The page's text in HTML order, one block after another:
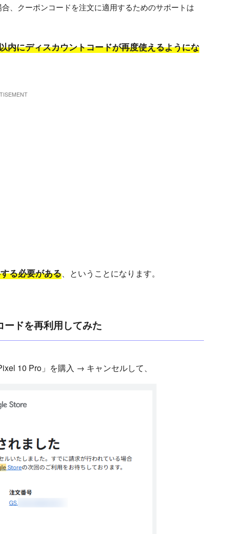
、クーポンコードを注文に適用するためのサポートは
内にディスカウントコードが再度使えるようにな
る必要がある、ということになります。
ドを再利用してみた
10 Pro」を購入 → キャンセルして、